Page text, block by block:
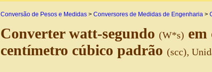
Conversão de Pesos e Medidas > Conversores de Medidas de Engenharia >
Converter watt-segundo (W*s) em
centímetro cúbico padrão (scc),